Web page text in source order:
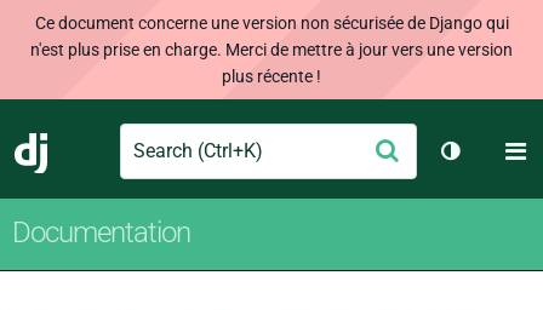
Ce document concerne une version non sécurisée de Django qui
n'est plus prise en charge. Merci de mettre à jour vers une version
plus récente !
Django
Search Envoyer
Changer
Documentation